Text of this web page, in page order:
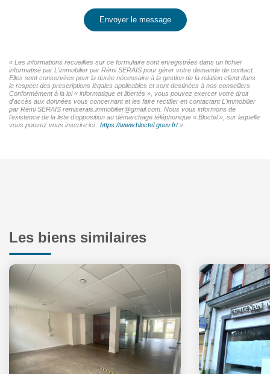
Envoyer le message
« Les informations recueillies sur ce formulaire sont enregistrées dans un fichier
informatisé par L'immobilier par Rémi SERAIS pour gérer votre demande de contact.
Elles sont conservées pour la durée nécessaire à la gestion de la relation client dans
le respect des prescriptions légales applicables et sont destinées à nos conseillers
Conformément à la loi « informatique et libertés », vous pouvez exercer votre droit
d'accès aux données vous concernant et les faire rectifier en contactant L'immobilier
par Rémi SERAIS remiserais.immobilier@gmail.com. Nous vous informons de
l'existence de la liste d'opposition au démarchage téléphonique « Bloctel », sur laquelle
vous pouvez vous inscrire ici : https://www.bloctel.gouv.fr/»
Les biens similaires